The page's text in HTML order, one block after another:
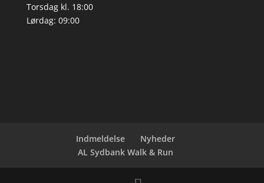
Torsdag kl. 18:00
Lørdag: 09:00
Indmeldelse
Nyheder
AL Sydbank Walk & Run